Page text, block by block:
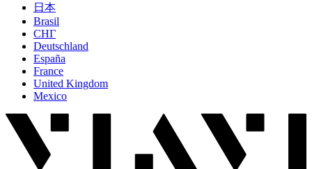
日本
Brasil
СНГ
Deutschland
España
France
United Kingdom
Mexico